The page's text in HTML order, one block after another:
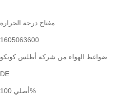
مفتاح درجة الحرارة
1605063600
ضواغط الهواء من شركة أطلس كوبكو
DE
أصلي 100%